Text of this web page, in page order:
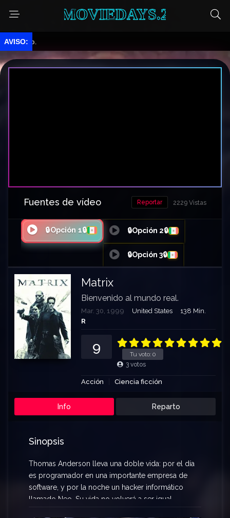
MOVIEDAYS.2
Fuentes de vídeo 2229 Vistas
Reportar
🔒Opción 1🔒 🔒Opción 2🔒
🔒Opción 3🔒
Matrix
Bienvenido al mundo real.
Mar. 30, 1999 United States
138 Min.
R
Tu voto: 0
9
3 votos
Acción Ciencia ficción
Info Reparto
Sinopsis
Thomas Anderson lleva una doble vida: por el día
es programador en una importante empresa de
software, y por la noche un hacker informático
llamado Neo. Su vida no volverá a ser igual